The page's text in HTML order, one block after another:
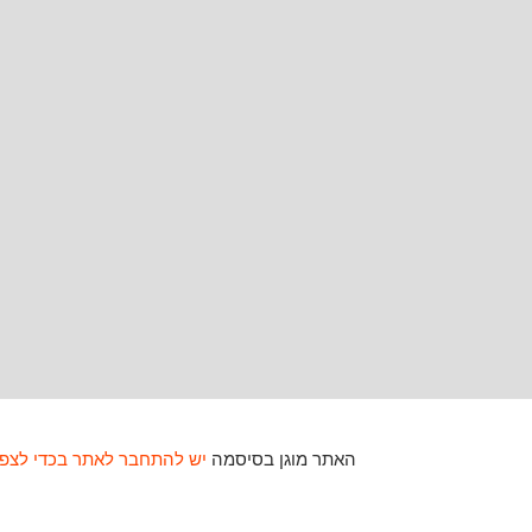
האתר מוגן בסיסמה יש להתחבר לאתר בכדי